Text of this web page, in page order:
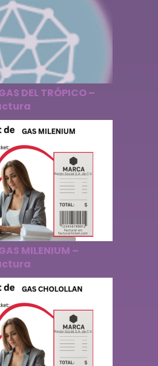
DEL TRÓPICO –
MILENIUM –